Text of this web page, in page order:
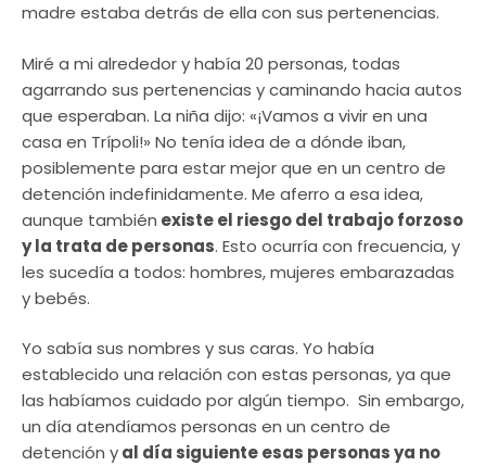
madre estaba detrás de ella con sus pertenencias.
Miré a mi alrededor y había 20 personas, todas
agarrando sus pertenencias y caminando hacia autos
que esperaban. La niña dijo: «¡Vamos a vivir en una
casa en Trípoli!» No tenía idea de a dónde iban,
posiblemente para estar mejor que en un centro de
detención indefinidamente. Me aferro a esa idea,
aunque también existe el riesgo del trabajo forzoso
y la trata de personas. Esto ocurría con frecuencia, y
les sucedía a todos: hombres, mujeres embarazadas
y bebés.
Yo sabía sus nombres y sus caras. Yo había
establecido una relación con estas personas, ya que
las habíamos cuidado por algún tiempo. Sin embargo,
un día atendíamos personas en un centro de
detención yal día siguiente esas personas ya no